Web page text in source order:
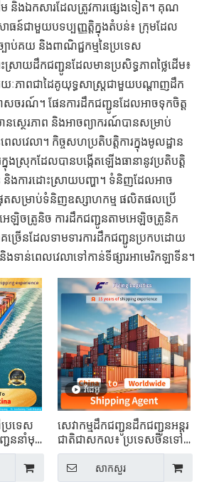
ម និងឯកសារដែលត្រូវការផ្សេងទៀត។ គុណ
ន៍ជាមួយបទប្បញ្ញត្តិក្នុងតំបន់៖ ក្រុមដែល
ាប់គយ និងពាណិជ្ជកម្មនៃប្រទេស
រាយដឹកជញ្ជូនដែលមានប្រសិទ្ធភាពថ្លៃដើម៖
យៈភាពជាដៃគូយុទ្ធសាស្ត្រជាមួយបណ្តាញដឹក
ចរណ៍។ ផែនការដឹកជញ្ជូនដែលអាចទុកចិត្ត
ស្ថេរភាព និងអាចព្យាករណ៍បានសម្រាប់
លវេលា។ កិច្ចសហប្រតិបត្តិការក្នុងមូលដ្ឋាន
នុងស្រុកដែលបានបង្កើតឡើងធានានូវប្រតិបត្តិ
ងការដោះស្រាយបញ្ហា។ ទំនិញដែលអាច
តសម្រាប់ទំនិញឧស្សាហកម្ម ផលិតផលប្រើ
ឡិចត្រូនិច ការដឹកជញ្ជូនតាមអេឡិចត្រូនិក
ច្រើនដែលទាមទារការដឹកជញ្ជូនប្រកបដោយ
ងទាន់ពេលវេលាទៅកាន់ទីផ្សារអាមេរិកឡាទីន។
រទេស
ជូននាំមុខ
វីដេអូ
សេវាកម្មដឹកជញ្ជូនដឹកជញ្ជូនអន្តរ
ជាតិជាសកល៖ ប្រទេសចិនទៅ
គ្រប់ទីកន្លែង
សាកសួរ